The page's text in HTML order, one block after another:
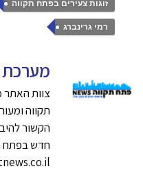
זוגות צעירים בפתח תקווה
רמי גרינברג
מערכת
צוות
תקווה
הקשור
חדש בפתח